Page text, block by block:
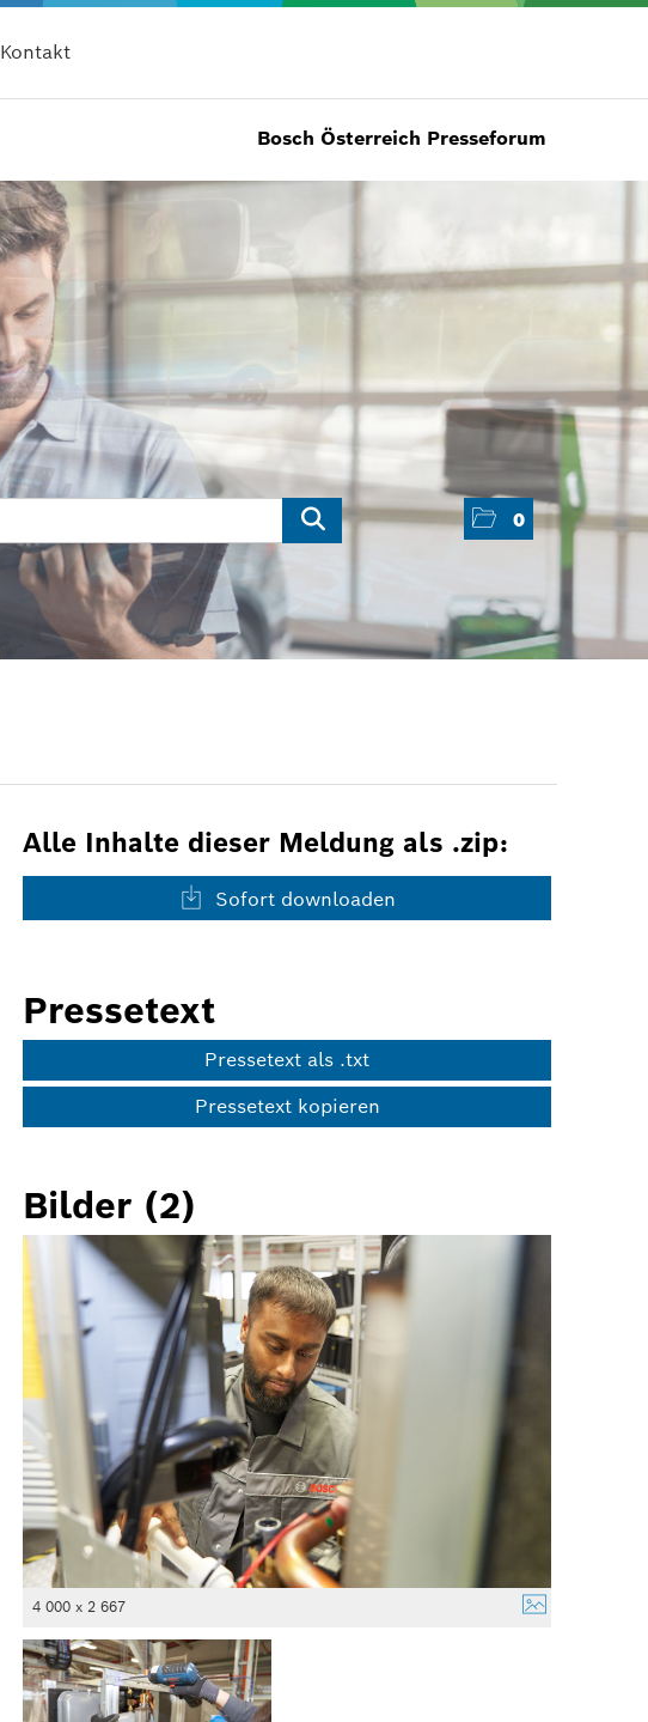
Kontakt
0
Bosch Österreich Presseforum
Alle Inhalte dieser Meldung als .zip:
Sofort downloaden
Pressetext
Pressetext als .txt
Pressetext kopieren
Bilder (2)
4 000 x 2 667